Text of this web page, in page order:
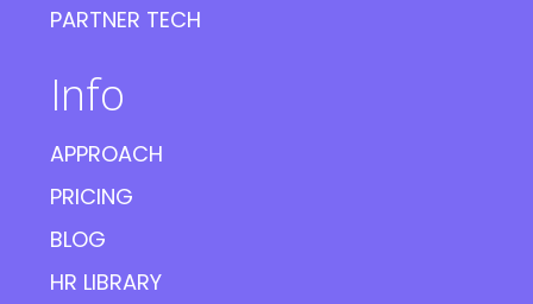
PARTNER TECH
Info
APPROACH
PRICING
BLOG
HR LIBRARY